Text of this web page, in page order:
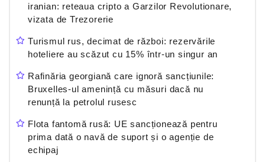
iranian: reteaua cripto a Garzilor Revolutionare,
vizata de Trezorerie
Turismul rus, decimat de război: rezervările
hoteliere au scăzut cu 15% într-un singur an
Rafinăria georgiană care ignoră sancțiunile:
Bruxelles-ul amenință cu măsuri dacă nu
renunță la petrolul rusesc
Flota fantomă rusă: UE sancționează pentru
prima dată o navă de suport și o agenție de
echipaj